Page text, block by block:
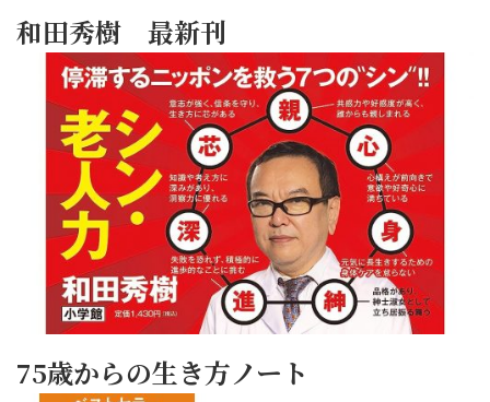
和田秀樹 最新刊
75歳からの生き方ノート